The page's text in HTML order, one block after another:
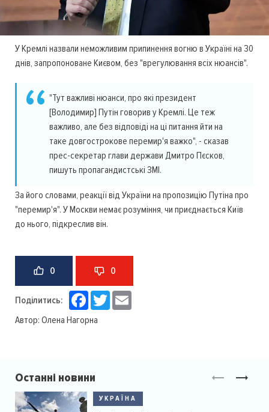
У Кремлі назвали неможливим припинення вогню в Україні на 30
днів, запропоноване Києвом, без "врегулювання всіх нюансів".
"Тут важливі нюанси, про які президент
[Володимир] Путін говорив у Кремлі. Це теж
важливо, але без відповіді на ці питання йти на
таке довгострокове перемир'я важко", - сказав
прес-секретар глави держави Дмитро Пєсков,
пишуть пропагандистські ЗМІ.
За його словами, реакції від України на пропозицію Путіна про
"перемир'я". У Москви немає розуміння, чи приєднається Київ
до нього, підкреслив він.
0 0
Поділитись: Facebook
Twitter
Автор: Олена Нагорна
Останні новини
УКРАЇНА